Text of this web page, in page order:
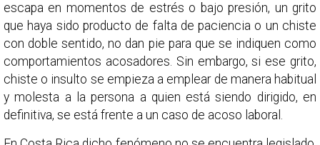
escapa en momentos de estrés o bajo presión, un grito
que haya sido producto de falta de paciencia o un chiste
con doble sentido, no dan pie para que se indiquen como
comportamientos acosadores. Sin embargo, si ese grito,
chiste o insulto se empieza a emplear de manera habitual
y molesta a la persona a quien está siendo dirigido, en
definitiva, se está frente a un caso de acoso laboral.